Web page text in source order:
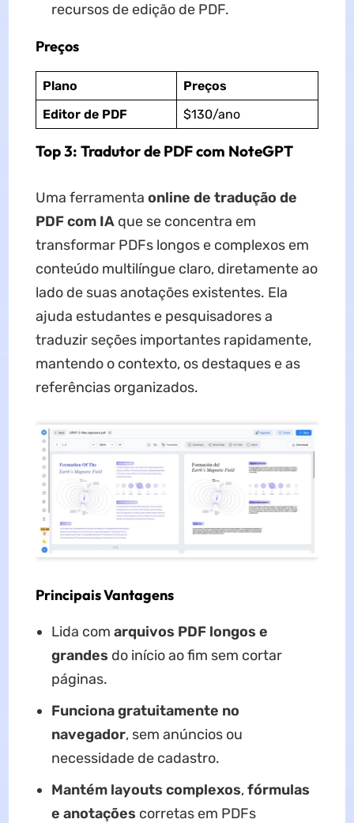
recursos de edição de PDF.
Preços
Plano
Preços
Editor de PDF
$130/ano
Top 3: Tradutor de PDF com NoteGPT
Uma ferramenta online de tradução de
PDF com IAque se concentra em
transformar PDFs longos e complexos em
conteúdo multilíngue claro, diretamente ao
lado de suas anotações existentes. Ela
ajuda estudantes e pesquisadores a
traduzir seções importantes rapidamente,
mantendo o contexto, os destaques e as
referências organizados.
Principais Vantagens
Lida com arquivos PDF longos e
grandes do início ao fim sem cortar
páginas.
Funciona gratuitamente no
navegador, sem anúncios ou
necessidade de cadastro.
Mantém layouts complexos,fórmulas
e anotações corretas em PDFs